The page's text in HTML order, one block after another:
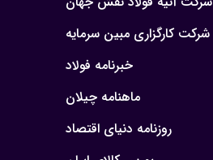
شرکت کارگزاری مبین سرمایه
خبرنامه فولاد
ماهنامه چیلان
روزنامه دنیای اقتصاد